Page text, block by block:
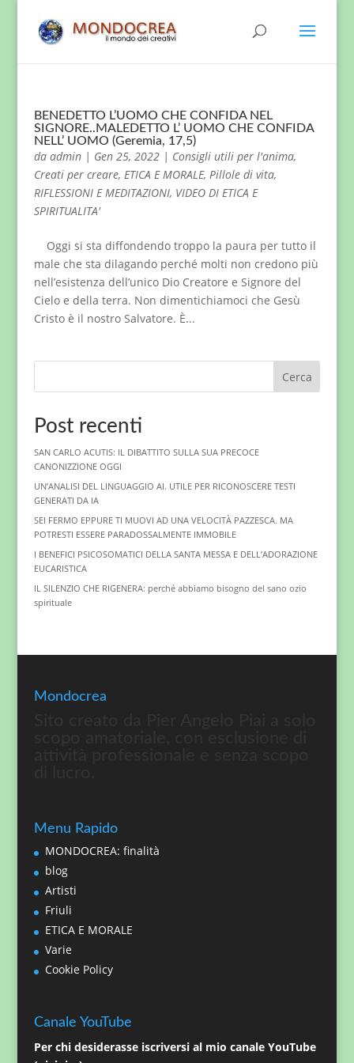
BENEDETTO L’UOMO CHE CONFIDA NEL
SIGNORE..MALEDETTO L’ UOMO CHE CONFIDA
NELL’ UOMO (Geremia, 17,5)
da admin| Gen 25, 2022| Consigli utili per l'anima,
Creati per creare, ETICA E MORALE, Pillole di vita,
RIFLESSIONI E MEDITAZIONI, VIDEO DI ETICA E
SPIRITUALITA'
Oggi si sta diffondendo troppo la paura per tutto il
male che sta dilagando perché molti non credono più
nell’esistenza dell’unico Dio Creatore e Signore del
Cielo e della terra. Non dimentichiamoci che Gesù
Cristo è il nostro Salvatore. È...
Cerca
Post recenti
SAN CARLO ACUTIS: IL DIBATTITO SULLA SUA PRECOCE
CANONIZZIONE OGGI
UN’ANALISI DEL LINGUAGGIO AI. UTILE PER RICONOSCERE TESTI
GENERATI DA IA
SEI FERMO EPPURE TI MUOVI AD UNA VELOCITÀ PAZZESCA. MA
POTRESTI ESSERE PARADOSSALMENTE IMMOBILE
I BENEFICI PSICOSOMATICI DELLA SANTA MESSA E DELL’ADORAZIONE
EUCARISTICA
IL SILENZIO CHE RIGENERA: perché abbiamo bisogno del sano ozio
spirituale
Mondocrea
Menu Rapido
MONDOCREA: finalità
blog
Artisti
Friuli
ETICA E MORALE
Varie
Cookie Policy
Canale YouTube
Per chi desiderasse iscriversi al mio canale YouTube